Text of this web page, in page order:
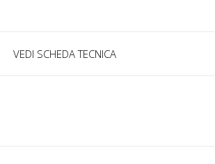
/ Register
VEDI SCHEDA TECNICA